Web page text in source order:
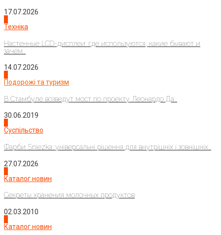
17.07.2026
Техніка
Настенные LCD-дисплеи: где используются, какие бывают и
зачем...
14.07.2026
Подорожі та туризм
В Стамбуле возведут мост по проекту Леонардо Да...
30.06.2019
Суспільство
Фарби Sniezka: універсальні рішення для внутрішніх і зовнішніх...
27.07.2026
Каталог новин
Секреты хранения молочных продуктов
02.03.2010
Каталог новин